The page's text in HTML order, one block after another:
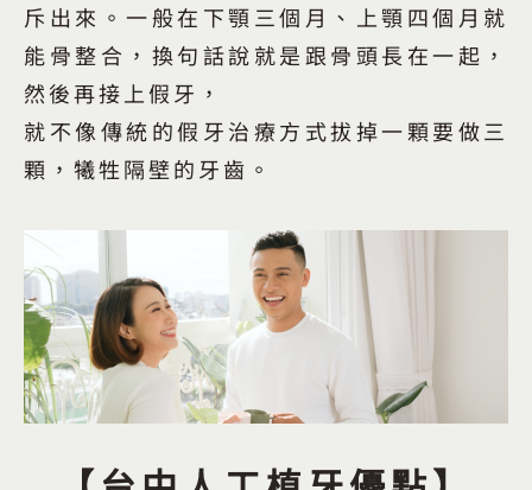
斥出來。一般在下顎三個月、上顎四個月就
能骨整合，換句話說就是跟骨頭長在一起，
然後再接上假牙，
就不像傳統的假牙治療方式拔掉一顆要做三
顆，犧牲隔壁的牙齒。